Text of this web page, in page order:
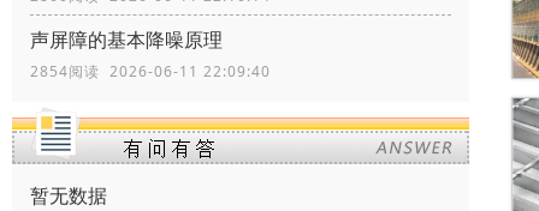
声屏障的基本降噪原理
2854阅读 2026-06-11 22:09:40
暂无数据